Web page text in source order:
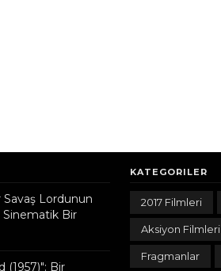
Lordunun
Sinematik Bir
(1957)": Bir
KATEGORILER
2017 Filmleri
Aksiyon Filmleri
Fragmanlar